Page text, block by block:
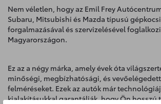
Nem véletlen, hogy az Emil Frey
Subaru, Mitsubishi és Mazda típusú
forgalmazásával és szervizelésével
Magyarországon.
Ez az a négy márka, amely évek óta
minőségi, megbízhatósági, és
felméréseket. Ezek az autók már
kialakításukkal garantálják, hogy Ön hosszú